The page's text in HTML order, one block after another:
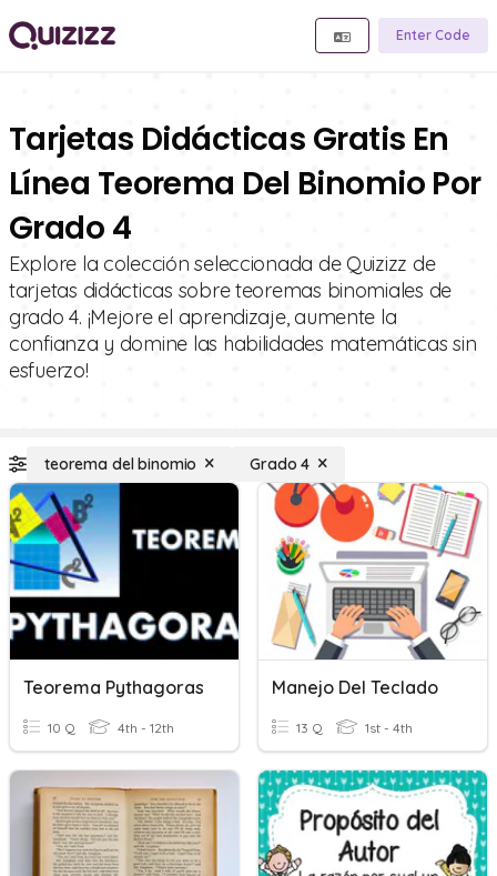
Enter Code
Tarjetas Didácticas Gratis En
Línea Teorema Del Binomio Por
Grado 4
Explore la colección seleccionada de Quizizz de
tarjetas didácticas sobre teoremas binomiales de
grado 4. ¡Mejore el aprendizaje, aumente la
confianza y domine las habilidades matemáticas sin
esfuerzo!
teorema del binomio Grado 4
Teorema Pythagoras
10 Q 4th - 12th
Manejo Del Teclado
13 Q 1st - 4th